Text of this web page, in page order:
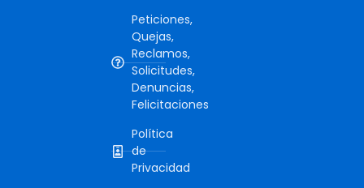
Peticiones,
Quejas,
Reclamos,
Solicitudes,
Denuncias,
Felicitaciones
Política
de
Privacidad